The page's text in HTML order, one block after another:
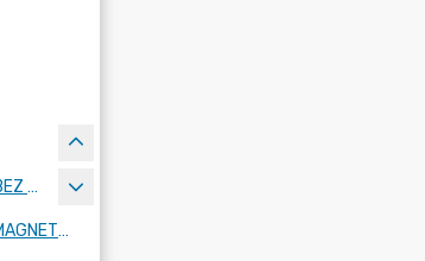
PROJEKT „MAZOWSZE BEZ SMOGU
POMIARY PÓL ELEKTROMAGNETYCZNYCH